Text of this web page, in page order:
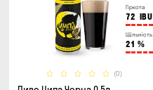
Гіркота
72 IBU
Щільність
21 %
(0)